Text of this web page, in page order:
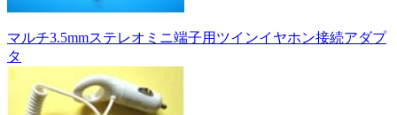
マルチ3.5mmステレオミニ端子用ツインイヤホン接続アダプ
タ